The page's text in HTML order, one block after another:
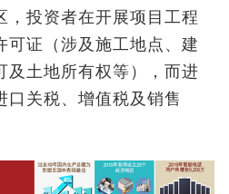
，投资者在开展项目工程
可证（涉及施工地点、建
及土地所有权等），而进
口关税、增值税及销售